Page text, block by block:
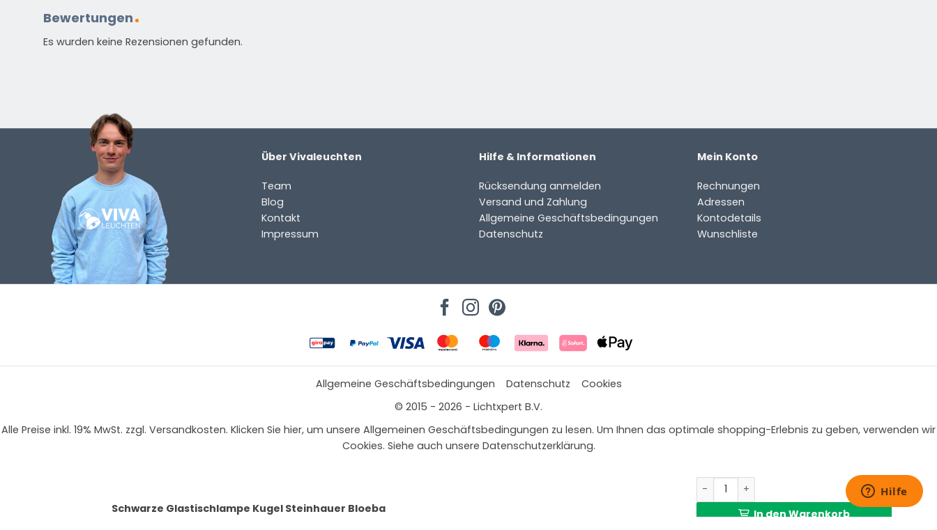
Bewertungen
Es wurden keine Rezensionen gefunden.
Über Vivaleuchten
Team
Blog
Kontakt
Impressum
Hilfe & Informationen
Rücksendung anmelden
Versand und Zahlung
Allgemeine Geschäftsbedingungen
Datenschutz
Mein Konto
Rechnungen
Adressen
Kontodetails
Wunschliste
Allgemeine Geschäftsbedingungen Datenschutz
Cookies
© 2015 - 2026 - Lichtxpert B.V.
Alle Preise inkl. 19% MwSt. zzgl. Versandkosten. Klicken Sie hier, um unsere Allgemeinen Geschäftsbedingungen zu lesen. Um Ihnen das optimale shopping-Erlebnis zu geben, verwenden wir
Cookies. Siehe auch unsere Datenschutzerklärung.
Schwarze Glastischlampe Kugel Steinhauer Bloeba
Schwarze Glastischlampe Kugel Steinhauer
In den Warenkorb